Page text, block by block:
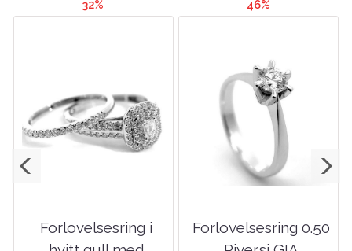
32%
Forlovelsesring i
46%
Forlovelsesring 0.50